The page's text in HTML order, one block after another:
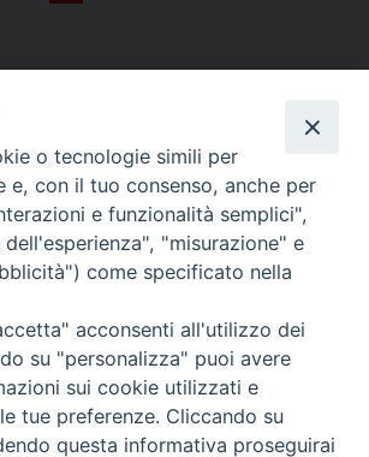
di
ORARI MESSE
CURIA VESCOVILE
PASTORALI PERSONE
VITA CONSACRATA
di Foligno /Curia . Piazza Mons. Faloci 3 - 06034
349021 email: info@diocesidifoligno.it . pec:
diocesidifoligno@pec.it
o tecnologie simili per
e, con il tuo consenso, anche per
e funzionalità semplici",
"misurazione" e
come specificato nella
acconsenti all'utilizzo dei
su "personalizza" puoi avere
sui cookie utilizzati e
tue preferenze. Cliccando su
questa informativa proseguirai